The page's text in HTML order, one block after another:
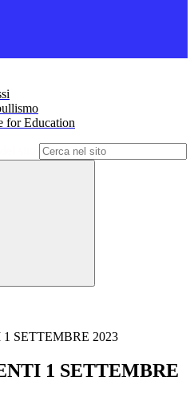
for Education
SETTEMBRE 2023
1 SETTEMBRE